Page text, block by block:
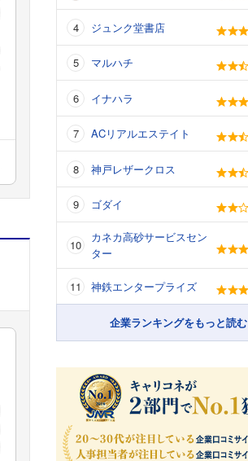
ジュンク堂書店
マルハチ
イナハラ
ACリアルエステイト
神戸レザークロス
ゴダイ
カネカ高砂サービスセン
ター
神鉄エンタープライズ
企業ランキングをもっと読む